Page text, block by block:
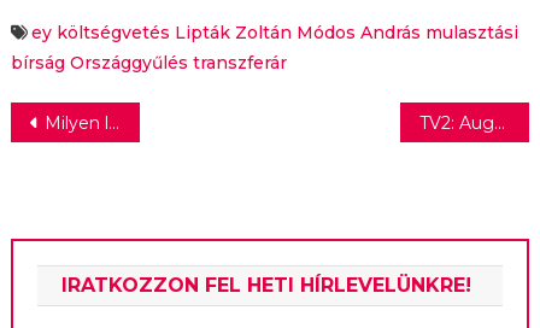
foglalkoztatás
ey költségvetés Lipták Zoltán Módos András mulasztási
bírság Országgyűlés transzferár
Bejegyzés
Milyen lehetőségei vannak azoknak, akiket nem vettek fel a felsőoktatásba? TV2: Augusztus 8-tól jön a Város vs Vidék
IRATKOZZON FEL HETI HÍRLEVELÜNKRE!